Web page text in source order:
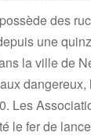
des
une
la ville de
Les
le fer de